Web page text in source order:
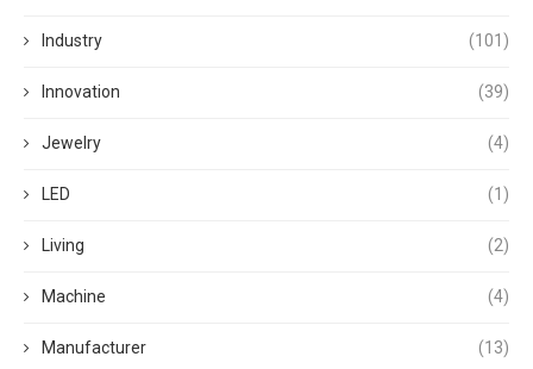
Industry (101)
Innovation (39)
Jewelry (4)
LED (1)
Living (2)
Machine (4)
Manufacturer (13)